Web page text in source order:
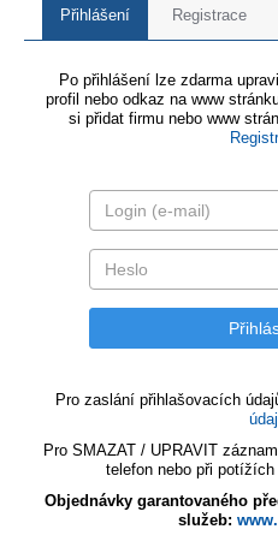
Přihlášení Registrace
Po přihlášení lze zdarma
profil nebo odkaz na www
si přidat firmu nebo www
Pro zaslání přihlašovacích
Pro SMAZAT / UPRAVIT
telefon nebo při
Objednávky garantovaného
služeb: